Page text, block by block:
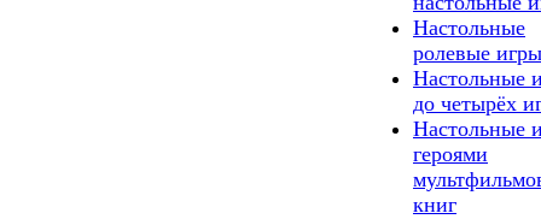
Настольные
ролевые игры
Настольные
до четырёх
Настольные
героями
книг